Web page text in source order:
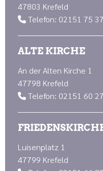
47803 Krefeld
 Telefon: 02151 75
ALTE KIRCHE
An der Alten Kirche 1
47798 Krefeld
 Telefon: 02151 60
Luisenplatz 1
47799 Krefeld